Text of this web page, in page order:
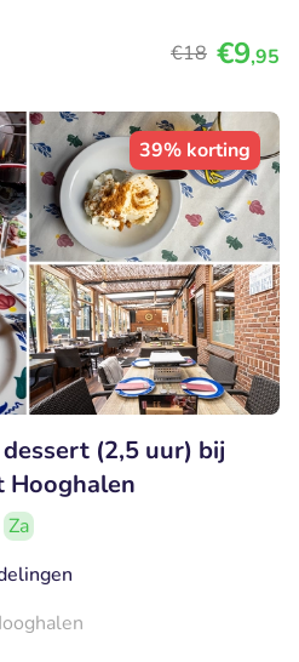
€18 €9,95
39% korting
(2,5 uur) bij
Hooghalen
Za